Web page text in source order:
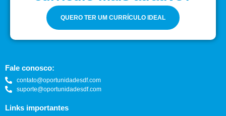
QUERO TER UM CURRÍCULO IDEAL
Fale conosco:
contato@oportunidadesdf.com
suporte@oportunidadesdf.com
Links importantes